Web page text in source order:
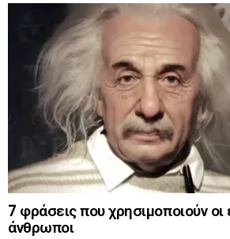
7 φράσεις που χρησιμοποιούν οι
άνθρωποι